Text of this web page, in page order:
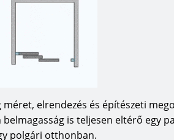
elrendezés és építészeti
is teljesen eltérő egy
polgári otthonban.